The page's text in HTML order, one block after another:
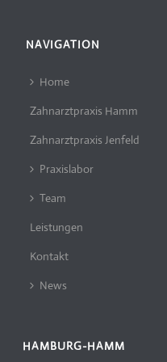
NAVIGATION
Home
Zahnarztpraxis Hamm
Zahnarztpraxis Jenfeld
Praxislabor
Team
Leistungen
Kontakt
News
HAMBURG-HAMM